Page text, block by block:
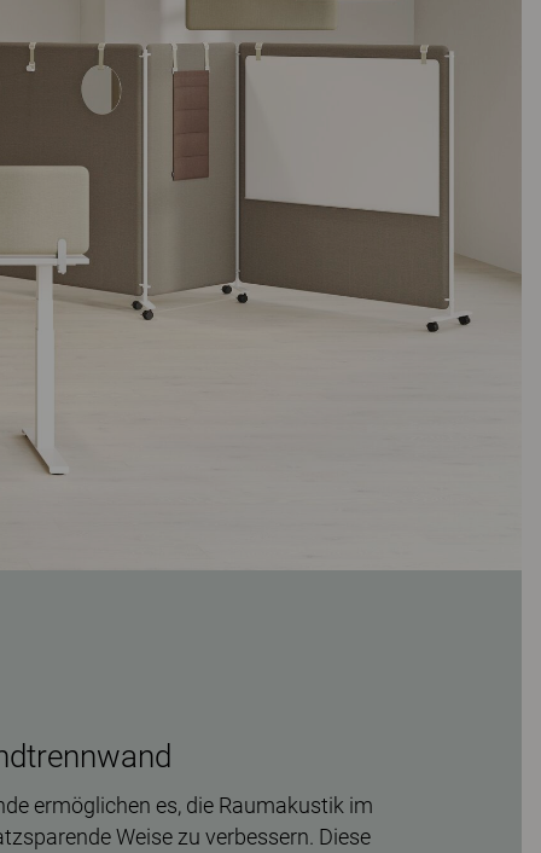
ermöglichen es, die Raumakustik im
Weise zu verbessern. Diese